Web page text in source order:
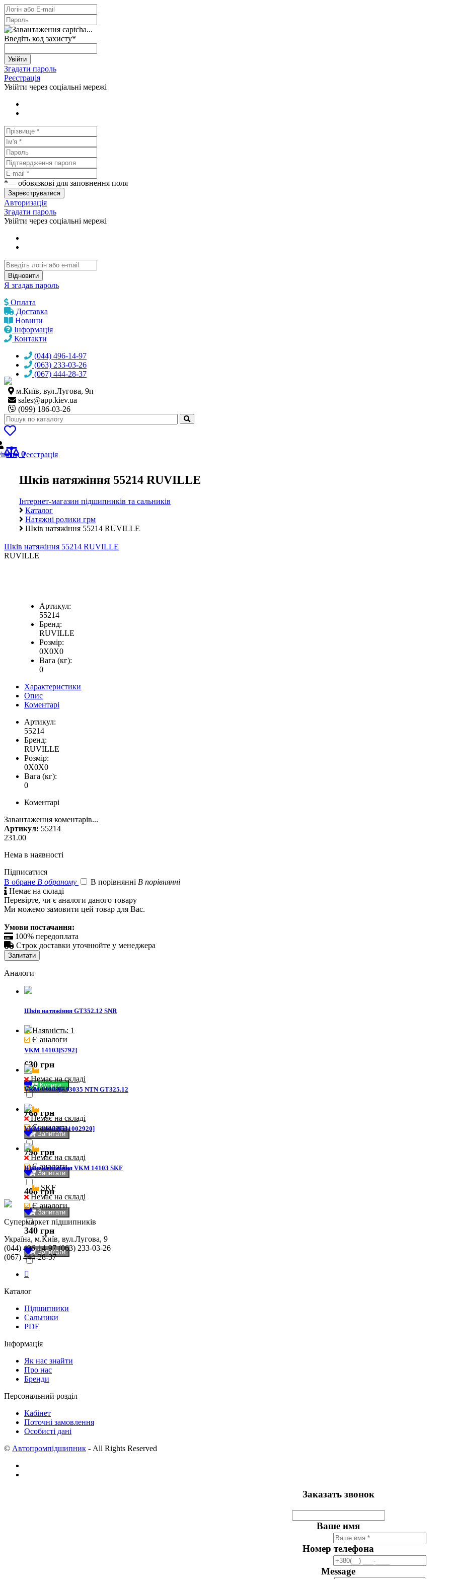
Введіть код захисту*
Увійти
Згадати пароль
Реєстрація
Увійти через соціальні мережі
*— обовязкові для заповнення поля
Зареєструватися
Авторизація
Згадати пароль
Увійти через соціальні мережі
Відновити
Я згадав пароль
Оплата
Доставка
Новини
Інформація
Контакти
(044) 496-14-97
(063) 233-03-26
(067) 444-28-37
м.Київ, вул.Лугова, 9п
sales@app.kiev.ua
(099) 186-03-26
0
Реєстрація
Шків натяжіння 55214 RUVILLE
Інтернет-магазин підшипників та сальників
Каталог
Натяжні ролики грм
Шків натяжіння 55214 RUVILLE
Шків натяжіння 55214 RUVILLE
RUVILLE
Артикул:
55214
Бренд:
RUVILLE
Розмір:
0X0X0
Вага (кг):
0
Характеристики
Опис
Коментарі
Артикул:
55214
Бренд:
RUVILLE
Розмір:
0X0X0
Вага (кг):
0
Коментарі
Завантаження коментарів...
Артикул: 55214
231.00
Нема в наявності
Підписатися
В обране В обраному В порівнянні В порівнянні
 Немає на складі
Перевірте, чи є аналоги даного товару
Ми можемо замовити цей товар для Вас.
Умови постачання:
 100% передоплата
 Строк доставки уточнюйте у менеджера
Запитати
Аналоги
Шків натяжіння GT352.12 SNR
Наявність: 1
Є аналоги
630 грн
Купити
VKM 14103[S792]
Немає на складі
Є аналоги
768 грн
Запитати
VKM 14103[E43035 NTN GT325.12
Немає на складі
Є аналоги
798 грн
Запитати
VKM 14103[531002920]
Немає на складі
Є аналоги
408 грн
Запитати
Шків натяжіння VKM 14103 SKF
SKF
Немає на складі
Є аналоги
340 грн
Запитати
Cупермаркет підшипників
Україна, м.Київ, вул.Лугова, 9
(044) 496-14-97 (063) 233-03-26
(067) 444-28-37
Каталог
Підшипники
Сальники
PDF
Інформація
Як нас знайти
Про нас
Бренди
Персональний розділ
Кабінет
Поточні замовлення
Особисті дані
© Автопромпідшипник - All Rights Reserved
Заказать звонок
Ваше имя
Номер телефона
Message